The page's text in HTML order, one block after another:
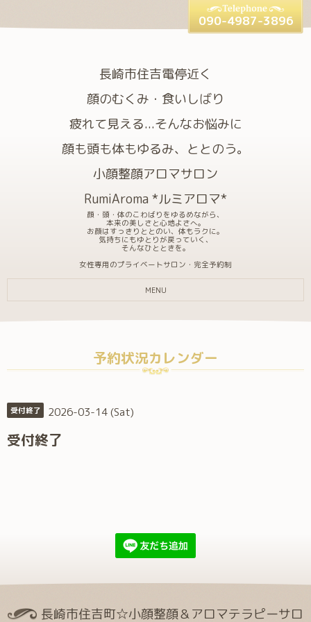
長崎市住吉電停近く
顔のむくみ・食いしばり
疲れて見える...そんなお悩みに
顔も頭も体もゆるみ、ととのう。
小顔整顔アロマサロン
RumiAroma *ルミアロマ*
顔・頭・体のこわばりをゆるめながら、
本来の美しさと心地よさへ。
お顔はすっきりととのい、体もラクに。
気持ちにもゆとりが戻っていく、
そんなひとときを。
女性専用のプライベートサロン・完全予約制
090-4987-3896
MENU
予約状況カレンダー
受付終了 2026-03-14 (Sat)
受付終了
長崎市住吉町☆小顔整顔＆アロマテラピーサロ